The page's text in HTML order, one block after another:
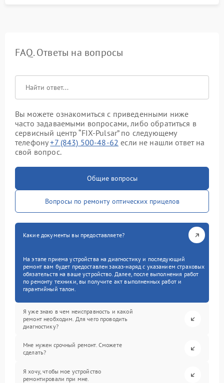
FAQ. Ответы на вопросы
Вы можете ознакомиться с приведенными ниже
часто задаваемыми вопросами, либо обратиться в
сервисный центр “FIX-Pulsar” по следующему
телефону+7 (843) 500-48-62 если не нашли ответ на
свой вопрос.
Общие вопросы
Вопросы по ремонту оптических прицелов
Какие документы вы предоставляете?
На этапе приема устройства на диагностику и последующий
ремонт вам будет предоставлен заказ-наряд с указанием страховых
обязательств на ваше устройство. Далее, после выполнения работ
по ремонту техники, вы получите акт выполненных работ и
гарантийный талон.
Я уже знаю в чем неисправность и какой
ремонт необходим. Для чего проводить
диагностику?
Мне нужен срочный ремонт. Сможете
сделать?
Я хочу, чтобы мое устройство
ремонтировали при мне.